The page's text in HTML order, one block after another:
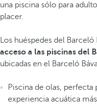
una piscina sólo para
placer.
Los huéspedes del
acceso a las piscinas del
ubicadas en el Barceló
Piscina de olas, perfecta
experiencia acuática